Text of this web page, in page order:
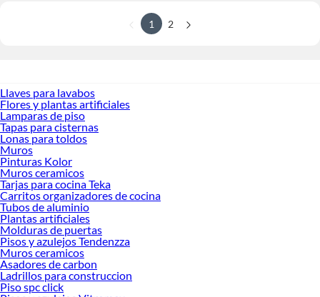
1 2
Llaves para lavabos
Flores y plantas artificiales
Lamparas de piso
Tapas para cisternas
Lonas para toldos
Muros
Pinturas Kolor
Muros ceramicos
Tarjas para cocina Teka
Carritos organizadores de cocina
Tubos de aluminio
Plantas artificiales
Molduras de puertas
Pisos y azulejos Tendenzza
Muros ceramicos
Asadores de carbon
Ladrillos para construccion
Piso spc click